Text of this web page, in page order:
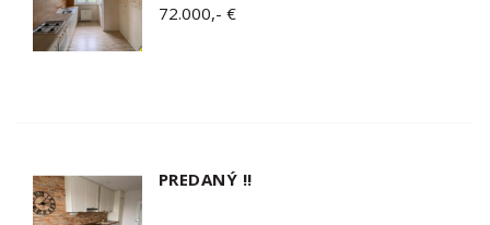
72.000,- €
PREDANÝ !!